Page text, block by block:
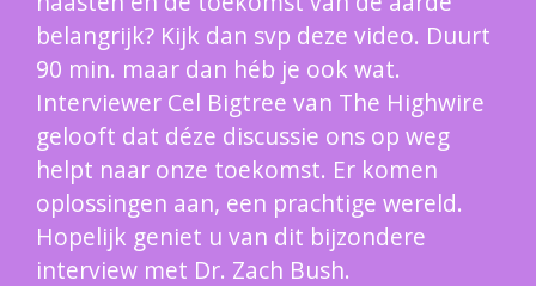
belangrijk? Kijk dan svp deze video. Duurt
90 min. maar dan héb je ook wat.
Interviewer Cel Bigtree van The Highwire
gelooft dat déze discussie ons op weg
helpt naar onze toekomst. Er komen
oplossingen aan, een prachtige wereld.
Hopelijk geniet u van dit bijzondere
interview met Dr. Zach Bush.